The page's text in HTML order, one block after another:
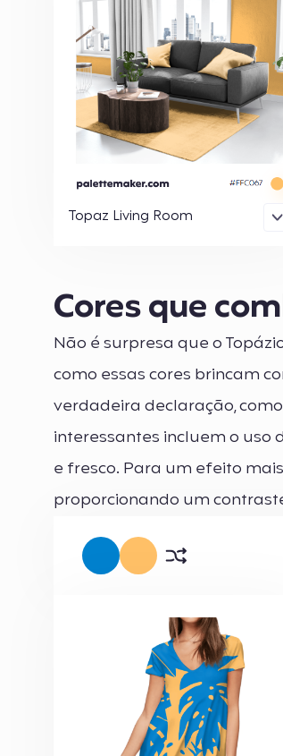
Topaz Living Room
Cores que
Não é surpresa que o
como essas cores brincam
verdadeira declaração,
interessantes incluem o uso
e fresco. Para um efeito
proporcionando um